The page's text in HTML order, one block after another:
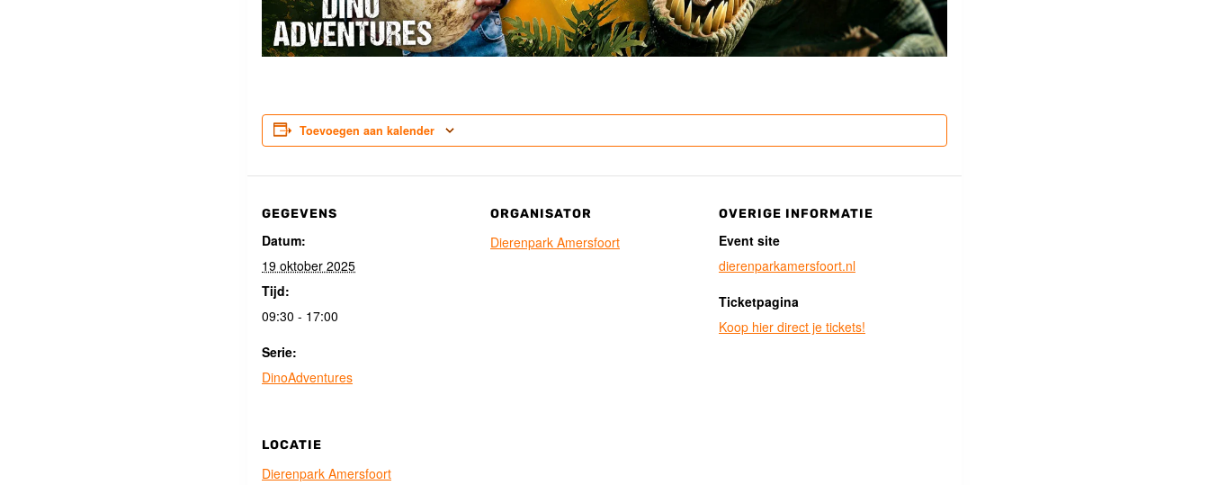
Toevoegen aan kalender
GEGEVENS
Datum:
19 oktober 2025
Tijd:
09:30 - 17:00
Serie:
DinoAdventures
ORGANISATOR
Dierenpark Amersfoort
OVERIGE INFORMATIE
Event site
dierenparkamersfoort.nl
Ticketpagina
Koop hier direct je tickets!
LOCATIE
Dierenpark Amersfoort